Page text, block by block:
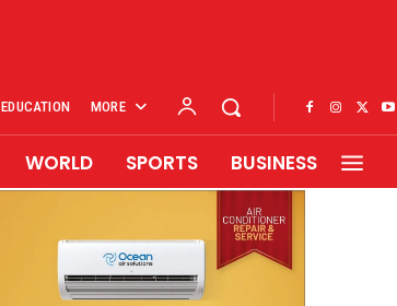
EDUCATION MORE
WORLD SPORTS BUSINESS